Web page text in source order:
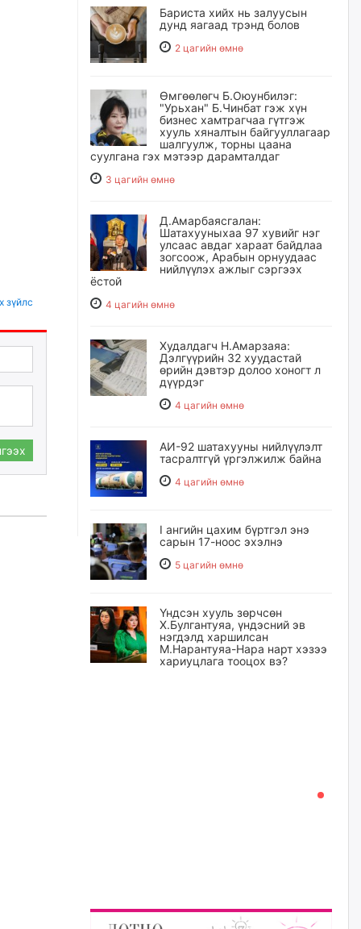
зүйлс
Бариста хийх нь залуусын
дунд яагаад трэнд болов
2 цагийн өмнө
Өмгөөлөгч Б.Оюунбилэг:
"Урьхан" Б.Чинбат гэж хүн
бизнес хамтрагчаа гүтгэж
хууль хяналтын байгууллагаар
шалгуулж, торны цаана
суулгана гэх мэтээр дарамталдаг
3 цагийн өмнө
Д.Амарбаясгалан:
Шатахууныхаа 97 хувийг нэг
улсаас авдаг хараат байдлаа
зогсоож, Арабын орнуудаас
нийлүүлэх ажлыг сэргээх
ёстой
4 цагийн өмнө
Худалдагч Н.Амарзаяа:
Дэлгүүрийн 32 хуудастай
өрийн дэвтэр долоо хоногт л
дүүрдэг
4 цагийн өмнө
АИ-92 шатахууны нийлүүлэлт
тасралтгүй үргэлжилж байна
4 цагийн өмнө
I ангийн цахим бүртгэл энэ
сарын 17-ноос эхэлнэ
5 цагийн өмнө
Үндсэн хууль зөрчсөн
Х.Булгантуяа, үндэсний эв
нэгдэлд харшилсан
М.Нарантуяа-Нара нарт хэзээ
хариуцлага тооцох вэ?